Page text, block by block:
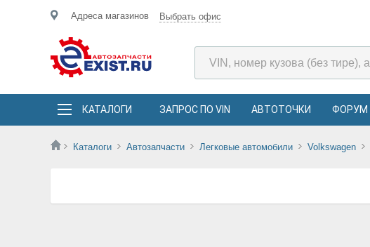
Адреса магазинов Выбрать офис
КАТАЛОГИ ЗАПРОС ПО VIN АВТОТОЧКИ ФОРУМ
Каталоги Автозапчасти Легковые автомобили Volkswagen